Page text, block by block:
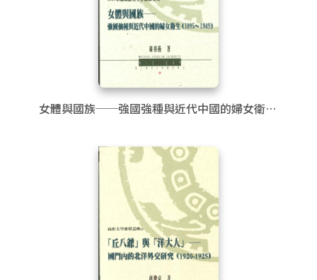
女體與國族──強國強種與近代中國的婦女衛生